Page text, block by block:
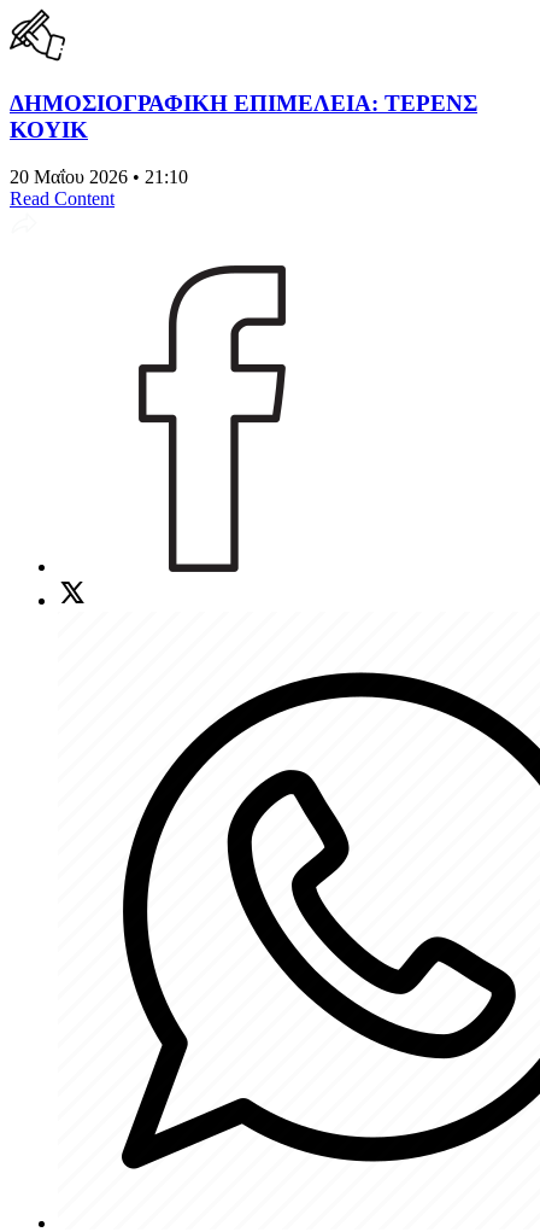
ΔΗΜΟΣΙΟΓΡΑΦΙΚΗ ΕΠΙΜΕΛΕΙΑ: ΤΕΡΕΝΣ
ΚΟΥΙΚ
20 Μαΐου 2026 • 21:10
Read Content